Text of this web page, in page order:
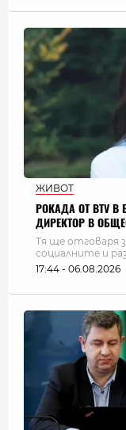
ЖИВОТ
РОКАДА ОТ BTV В
ДИРЕКТОР В
Тя ще отговаря
социалните и
17:44 - 06.08.2026